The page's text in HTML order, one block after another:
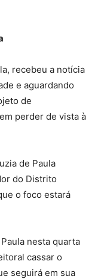
recebeu a notícia
e aguardando
de
perder de vista à
de Paula
do Distrito
o foco estará
nesta quarta
cassar o
seguirá em sua